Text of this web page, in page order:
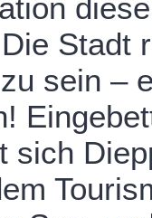
Stadt
sein –
sich